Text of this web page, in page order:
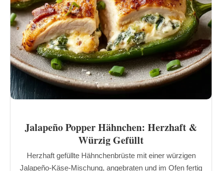
Jalapeño Popper Hähnchen: Herzhaft &
Würzig Gefüllt
Herzhaft gefüllte Hähnchenbrüste mit einer würzigen
Jalapeño-Käse-Mischung, angebraten und im Ofen fertig